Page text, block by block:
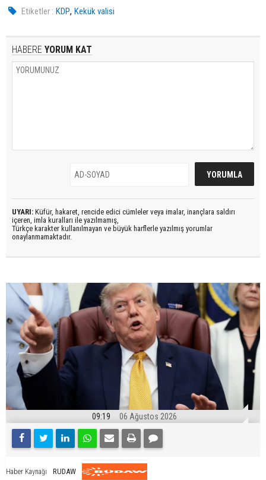
Etiketler : KDP,Kekük valisi
HABERE YORUM KAT
UYARI: Küfür, hakaret, rencide edici cümleler veya imalar, inançlara saldırı
içeren, imla kuralları ile yazılmamış,
Türkçe karakter kullanılmayan ve büyük harflerle yazılmış yorumlar
onaylanmamaktadır.
09:19 06 Ağustos 2026
Haber Kaynağı RUDAW